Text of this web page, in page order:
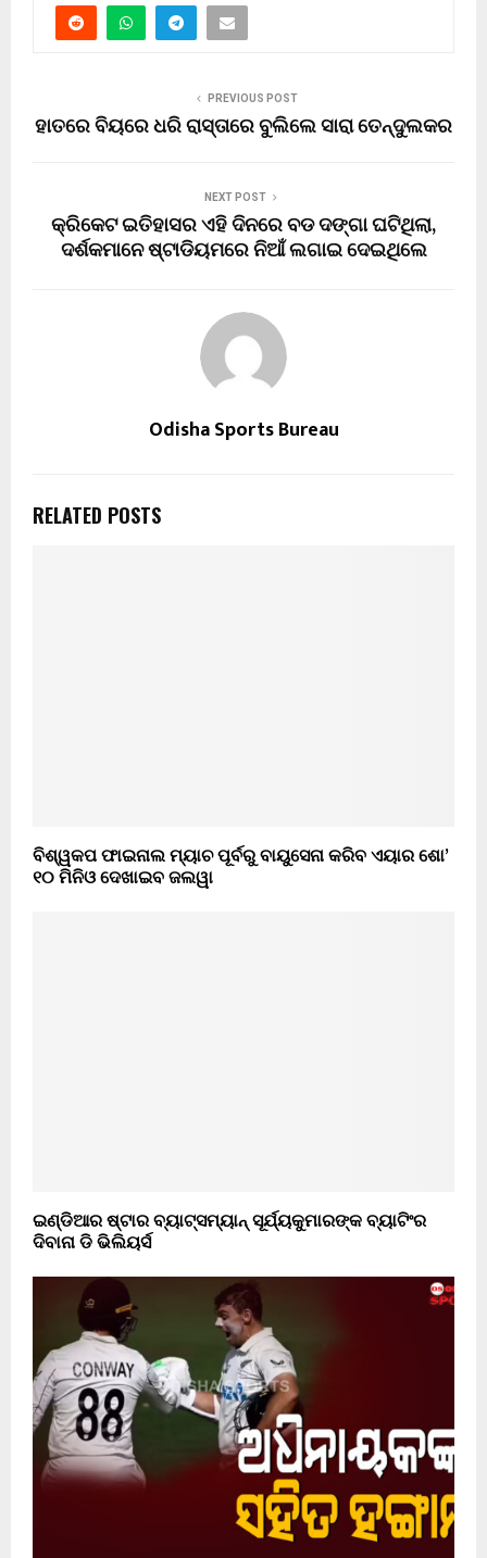
PREVIOUS POST
ହାତରେ ବିୟରେ ଧରି ରାସ୍ତାରେ ବୁଲିଲେ ସାରା ତେନ୍ଦୁଲକର
NEXT POST
କ୍ରିକେଟ ଇତିହାସର ଏହି ଦିନରେ ବଡ ଦଙ୍ଗା ଘଟିଥିଲା,
ଦର୍ଶକମାନେ ଷ୍ଟାଡିୟମରେ ନିଆଁ ଲଗାଇ ଦେଇଥିଲେ
Odisha Sports Bureau
RELATED POSTS
ବିଶ୍ୱକପ ଫାଇନାଲ ମ୍ୟାଚ ପୂର୍ବରୁ ବାୟୁସେନା କରିବ ଏୟାର ଶୋ’
୧୦ ମିନିଓ ଦେଖାଇବ ଜଲୱା
ଇଣ୍ଡିଆର ଷ୍ଟାର ବ୍ୟାଟ୍ସମ୍ୟାନ୍ ସୂର୍ଯ୍ୟକୁମାରଙ୍କ ବ୍ୟାଟିଂର
ଦିବାନା ଡି ଭିଲିୟର୍ସ